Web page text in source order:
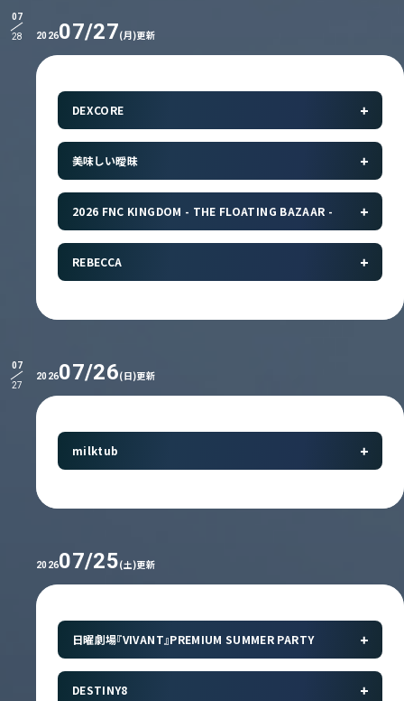
07
28
07
27
202607/27(月)更新
DEXCORE
美味しい曖昧
2026 FNC KINGDOM - THE FLOATING BAZAAR -
REBECCA
202607/26(日)更新
milktub
202607/25(土)更新
日曜劇場『VIVANT』PREMIUM SUMMER PARTY
DESTINY8